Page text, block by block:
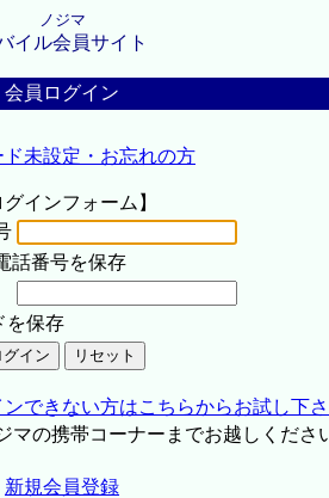
ノジマ
イル会員サイト
会員ログイン
ド未設定・お忘れの方
グインフォーム】
話番号を保存
を保存
できない方はこちらからお試し下
の携帯コーナーまでお越しくださ
新規会員登録